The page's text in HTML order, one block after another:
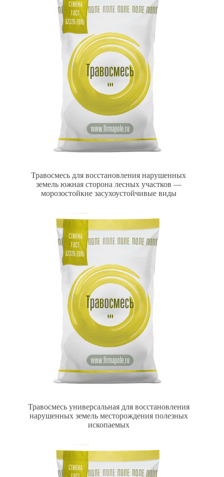
Травосмесь для восстановления нарушенных
земель южная сторона лесных участков —
морозостойкие засухоустойчивые виды
Травосмесь универсальная для восстановления
нарушенных земель месторождения полезных
ископаемых